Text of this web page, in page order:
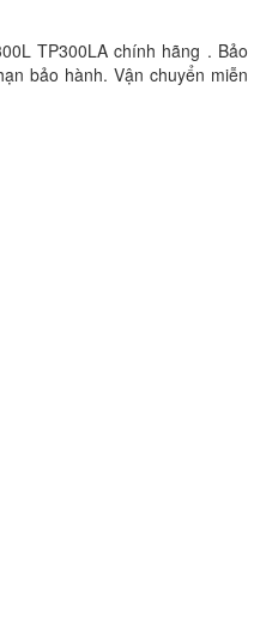
TP300LA chính hãng . Bảo
bảo hành. Vận chuyển miễn